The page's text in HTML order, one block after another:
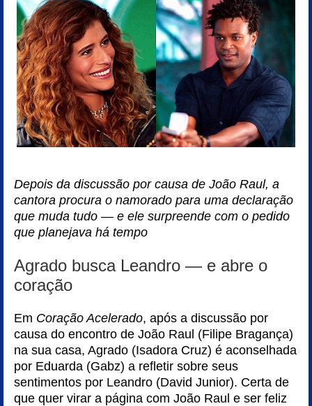
Depois da discussão por causa de João Raul, a
cantora procura o namorado para uma declaração
que muda tudo — e ele surpreende com o pedido
que planejava há tempo
Agrado busca Leandro — e abre o
coração
Em Coração Acelerado, após a discussão por
causa do encontro de João Raul (Filipe Bragança)
na sua casa, Agrado (Isadora Cruz) é aconselhada
por Eduarda (Gabz) a refletir sobre seus
sentimentos por Leandro (David Junior). Certa de
que quer virar a página com João Raul e ser feliz